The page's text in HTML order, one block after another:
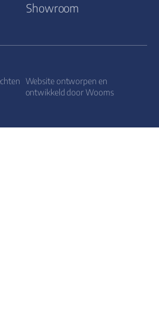
Showroom
Website ontworpen en
ontwikkeld doorWooms